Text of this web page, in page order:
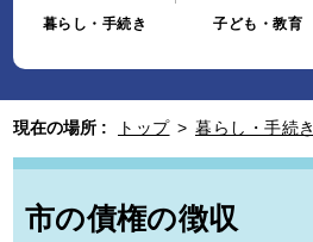
暮らし・手続き 子ども・教育
現在の場所 : トップ > 暮らし・手続き
市の債権の徴収